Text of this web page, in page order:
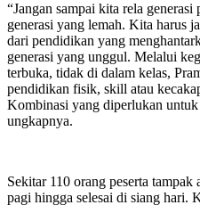
“Jangan sampai kita rela generasi
generasi yang lemah. Kita harus
dari pendidikan yang
generasi yang unggul. Melalui
terbuka, tidak di dalam kelas,
pendidikan fisik, skill atau
Kombinasi yang diperlukan
ungkapnya.
Sekitar 110 orang peserta
pagi hingga selesai di siang hari.